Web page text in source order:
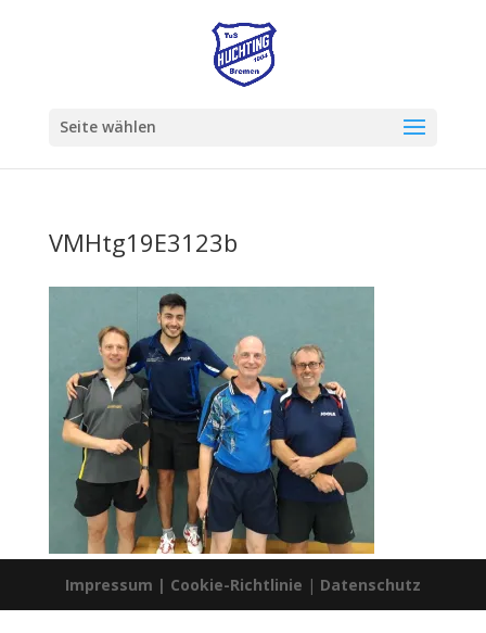
Seite wählen
VMHtg19E3123b
Impressum | Cookie-Richtlinie | Datenschutz